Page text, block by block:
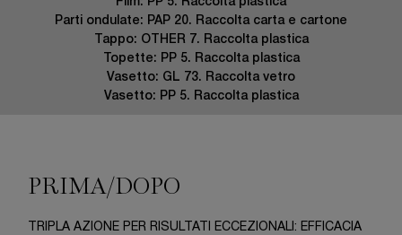
Parti ondulate: PAP 20. Raccolta carta e cartone
Tappo: OTHER 7. Raccolta plastica
Topette: PP 5. Raccolta plastica
Vasetto: GL 73. Raccolta vetro
Vasetto: PP 5. Raccolta plastica
PRIMA/DOPO
TRIPLA AZIONE PER RISULTATI ECCEZIONALI: EFFICACIA